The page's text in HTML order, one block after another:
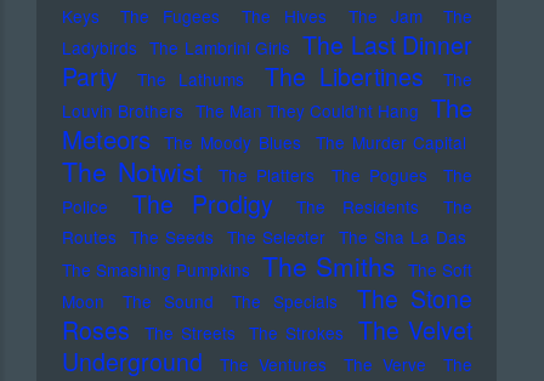
Keys
The Fugees The Hives The Jam
The
Ladybirds The Lambrini Girls The Last Dinner
Party
The Lathums The Libertines
The
Louvin Brothers The Man They Could'nt Hang The
Meteors The Moody Blues The Murder Capital
The Notwist The Platters The Pogues
The
Police
The Prodigy The Residents
The
Routes The Seeds The Selecter The Sha La Das
The Smashing Pumpkins The Smiths The Soft
Moon
The Sound The Specials
The Stone
Roses
The Streets The Strokes
The Velvet
Underground
The Ventures The Verve
The